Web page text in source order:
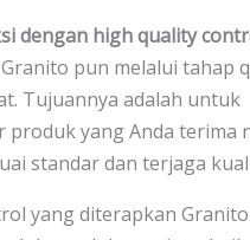
dengan high quality
pun melalui tahap
Tujuannya adalah untuk
produk yang Anda terima
standar dan terjaga
yang diterapkan Granito